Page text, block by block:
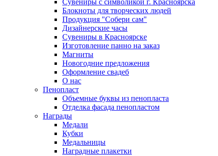
Сувениры с символикой г. Красноярска
Блокноты для творческих людей
Продукция "Собери сам"
Дизайнерские часы
Сувениры в Красноярске
Изготовление панно на заказ
Магниты
Новогодние предложения
Оформление свадеб
О нас
Пенопласт
Объемные буквы из пенопласта
Отделка фасада пенопластом
Награды
Медали
Кубки
Медальницы
Наградные плакетки